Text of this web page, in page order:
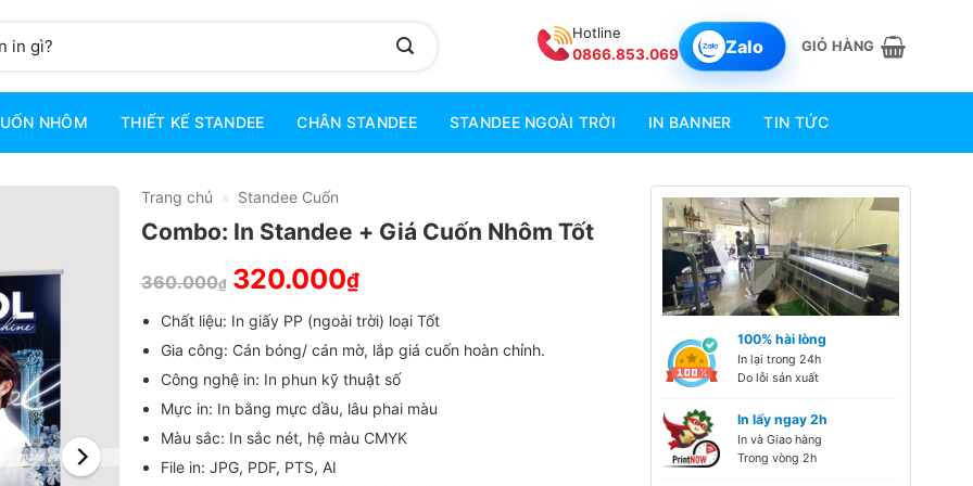
Hotline
0866.853.069
Zalo GIỎ HÀNG
NHÔM THIẾT KẾ STANDEE CHÂN STANDEE STANDEE NGOÀI TRỜI IN BANNER TIN TỨC
Trang chủ » Standee Cuốn
Combo: In Standee + Giá Cuốn Nhôm Tốt
360.000₫ 320.000₫
Chất liệu: In giấy PP (ngoài trời) loại Tốt
Gia công: Cán bóng/ cán mờ, lắp giá cuốn hoàn chỉnh.
Công nghệ in: In phun kỹ thuật số
Mực in: In bằng mực dầu, lâu phai màu
Màu sắc: In sắc nét, hệ màu CMYK
File in: JPG, PDF, PTS, AI
100% hài lòng
In lại trong 24h
Do lỗi sản xuất
In lấy ngay 2h
In và Giao hàng
Trong vòng 2h